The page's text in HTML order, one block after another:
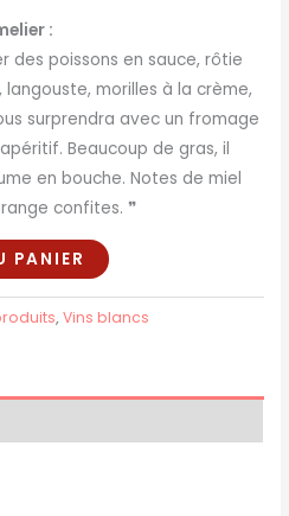
:
des poissons en sauce, rôtie
morilles à la crème,
surprendra avec un fromage
Beaucoup de gras, il
en bouche. Notes de miel
confites. ❞
PANIER
,Vins blancs